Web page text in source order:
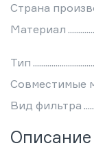
Страна
Материал
Тип
Совместимые
Вид фильтра
Описание